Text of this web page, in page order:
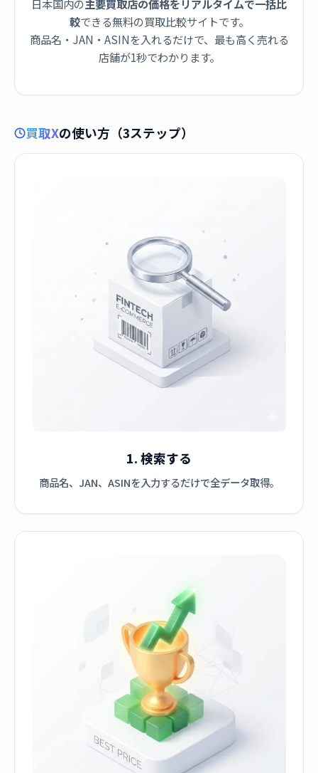
日本国内の主要買取店の価格をリアルタイムで一括比
較できる無料の買取比較サイトです。
商品名・JAN・ASINを入れるだけで、最も高く売れる
店舗が1秒でわかります。
買取Xの使い方（3ステップ）
1. 検索する
商品名、JAN、ASINを入力するだけで全データ取得。